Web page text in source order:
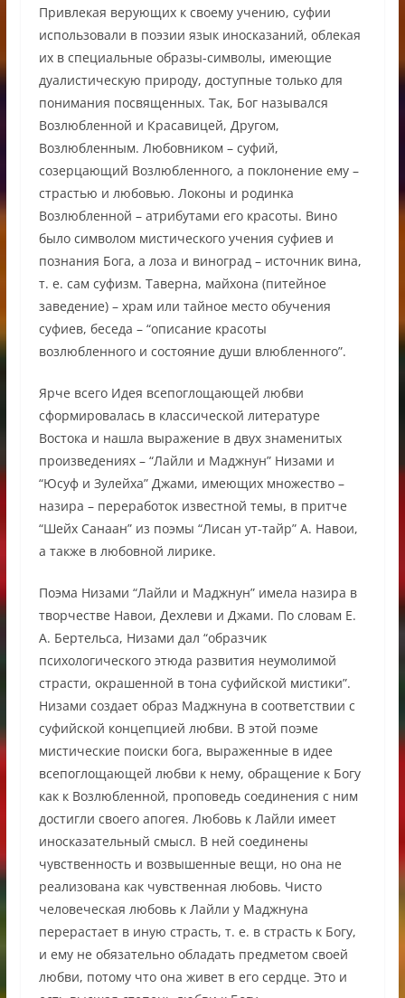
Привлекая верующих к своему учению, суфии
использовали в поэзии язык иносказаний, облекая
их в специальные образы-символы, имеющие
дуалистическую природу, доступные только для
понимания посвященных. Так, Бог назывался
Возлюбленной и Красавицей, Другом,
Возлюбленным. Любовником – суфий,
созерцающий Возлюбленного, а поклонение ему –
страстью и любовью. Локоны и родинка
Возлюбленной – атрибутами его красоты. Вино
было символом мистического учения суфиев и
познания Бога, а лоза и виноград – источник вина,
т. е. сам суфизм. Таверна, майхона (питейное
заведение) – храм или тайное место обучения
суфиев, беседа – “описание красоты
возлюбленного и состояние души влюбленного”.
Ярче всего Идея всепоглощающей любви
сформировалась в классической литературе
Востока и нашла выражение в двух знаменитых
произведениях – “Лайли и Маджнун” Низами и
“Юсуф и Зулейха” Джами, имеющих множество –
назира – переработок известной темы, в притче
“Шейх Санаан” из поэмы “Лисан ут-тайр” А. Навои,
а также в любовной лирике.
Поэма Низами “Лайли и Маджнун” имела назира в
творчестве Навои, Дехлеви и Джами. По словам Е.
А. Бертельса, Низами дал “образчик
психологического этюда развития неумолимой
страсти, окрашенной в тона суфийской мистики”.
Низами создает образ Маджнуна в соответствии с
суфийской концепцией любви. В этой поэме
мистические поиски бога, выраженные в идее
всепоглощающей любви к нему, обращение к Богу
как к Возлюбленной, проповедь соединения с ним
достигли своего апогея. Любовь к Лайли имеет
иносказательный смысл. В ней соединены
чувственность и возвышенные вещи, но она не
реализована как чувственная любовь. Чисто
человеческая любовь к Лайли у Маджнуна
перерастает в иную страсть, т. е. в страсть к Богу,
и ему не обязательно обладать предметом своей
любви, потому что она живет в его сердце. Это и